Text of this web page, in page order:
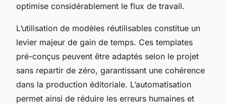
optimise considérablement le flux de travail.
L’utilisation de modèles réutilisables constitue un
levier majeur de gain de temps. Ces templates
pré-conçus peuvent être adaptés selon le projet
sans repartir de zéro, garantissant une cohérence
dans la production éditoriale. L’automatisation
permet ainsi de réduire les erreurs humaines et